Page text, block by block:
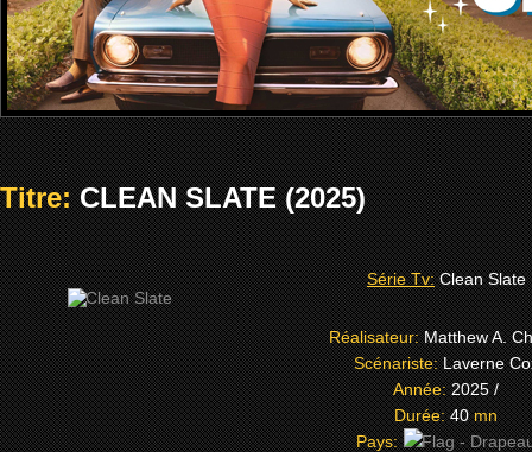
Titre:CLEAN SLATE (2025)
Série Tv: Clean Slate
Réalisateur:Matthew A.
Scénariste:Laverne
Année:2025 /
Durée:40mn
Pays: